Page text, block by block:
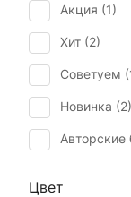
Акция (1)
Хит (2)
Советуем (
Новинка (2)
Авторские
Цвет